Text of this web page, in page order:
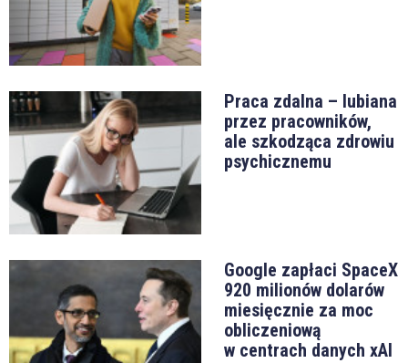
Praca zdalna – lubiana
przez pracowników,
ale szkodząca zdrowiu
psychicznemu
Google zapłaci SpaceX
920 milionów dolarów
miesięcznie za moc
obliczeniową
w centrach danych xAI